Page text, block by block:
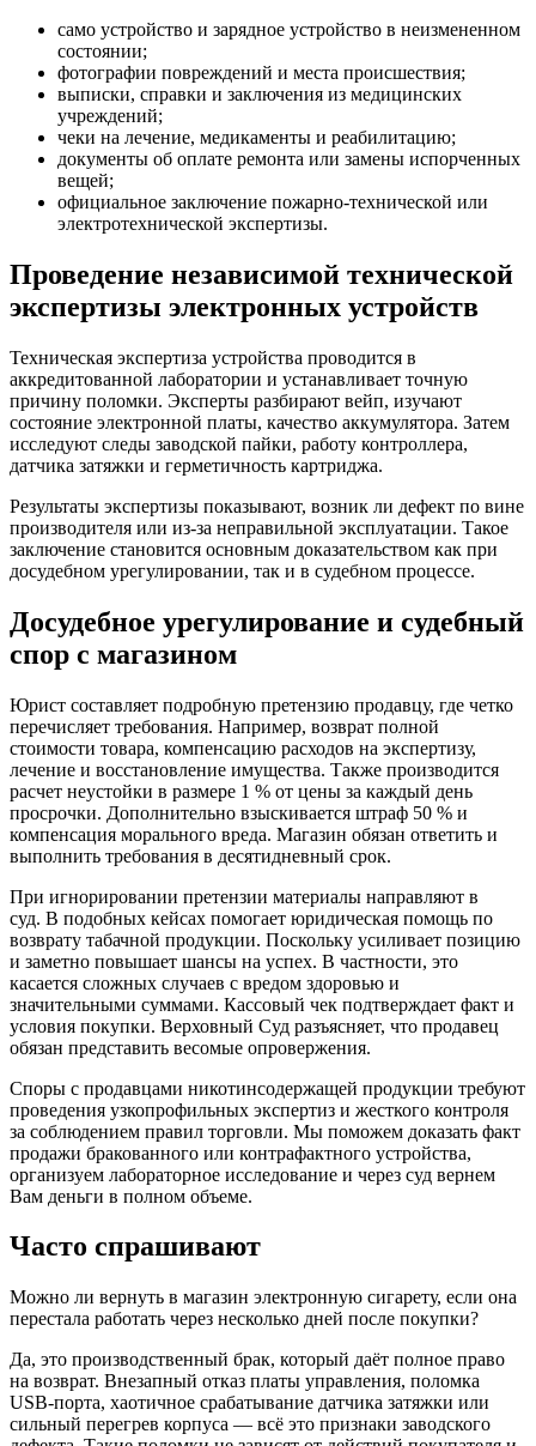
само устройство и зарядное устройство в неизмененном
состоянии;
фотографии повреждений и места происшествия;
выписки, справки и заключения из медицинских
учреждений;
чеки на лечение, медикаменты и реабилитацию;
документы об оплате ремонта или замены испорченных
вещей;
официальное заключение пожарно-технической или
электротехнической экспертизы.
Проведение независимой технической
экспертизы электронных устройств
Техническая экспертиза устройства проводится в
аккредитованной лаборатории и устанавливает точную
причину поломки. Эксперты разбирают вейп, изучают
состояние электронной платы, качество аккумулятора. Затем
исследуют следы заводской пайки, работу контроллера,
датчика затяжки и герметичность картриджа.
Результаты экспертизы показывают, возник ли дефект по вине
производителя или из-за неправильной эксплуатации. Такое
заключение становится основным доказательством как при
досудебном урегулировании, так и в судебном процессе.
Досудебное урегулирование и судебный
спор с магазином
Юрист составляет подробную претензию продавцу, где четко
перечисляет требования. Например, возврат полной
стоимости товара, компенсацию расходов на экспертизу,
лечение и восстановление имущества. Также производится
расчет неустойки в размере 1 % от цены за каждый день
просрочки. Дополнительно взыскивается штраф 50 % и
компенсация морального вреда. Магазин обязан ответить и
выполнить требования в десятидневный срок.
При игнорировании претензии материалы направляют в
суд. В подобных кейсах помогает юридическая помощь по
возврату табачной продукции. Поскольку усиливает позицию
и заметно повышает шансы на успех. В частности, это
касается сложных случаев с вредом здоровью и
значительными суммами. Кассовый чек подтверждает факт и
условия покупки. Верховный Суд разъясняет, что продавец
обязан представить весомые опровержения.
Споры с продавцами никотинсодержащей продукции требуют
проведения узкопрофильных экспертиз и жесткого контроля
за соблюдением правил торговли. Мы поможем доказать факт
продажи бракованного или контрафактного устройства,
организуем лабораторное исследование и через суд вернем
Вам деньги в полном объеме.
Часто спрашивают
Можно ли вернуть в магазин электронную сигарету, если она
перестала работать через несколько дней после покупки?
Да, это производственный брак, который даёт полное право
на возврат. Внезапный отказ платы управления, поломка
USB-порта, хаотичное срабатывание датчика затяжки или
сильный перегрев корпуса — всё это признаки заводского